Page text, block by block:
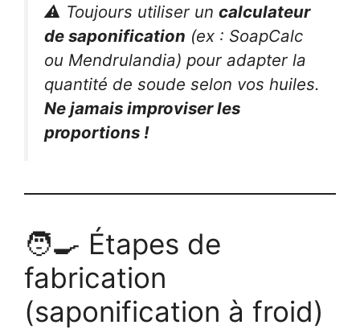
⚠️ Toujours utiliser un calculateur
de saponification (ex : SoapCalc
ou Mendrulandia) pour adapter la
quantité de soude selon vos huiles.
Ne jamais improviser les
proportions !
🧑‍🍳 Étapes de
fabrication
(saponification à froid)